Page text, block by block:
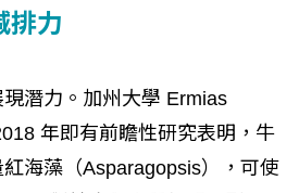
排力
潛力。加州大學 Ermias
年即有前瞻性研究表明，牛
海藻（Asparagopsis），可使